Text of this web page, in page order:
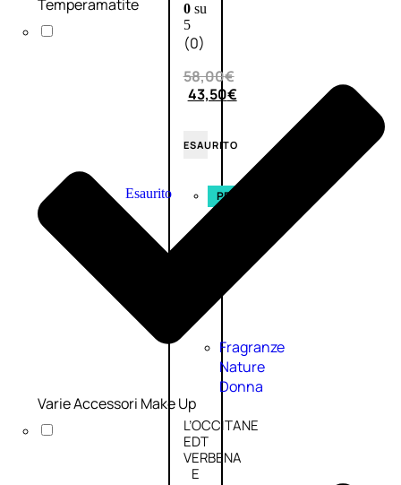
0su
5
(0)
58,00€
43,50€
ESAURITO
Esaurito PROMO
Fragranze
Nature
Donna
L’OCCITANE
EDT
VERBENA
E
Temperamatite
Varie Accessori Make Up